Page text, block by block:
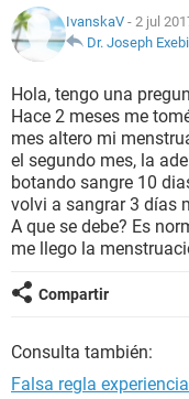
NUTRICIÓN
BIENESTAR
SEXUALIDAD
GLOSARIO
IvanskaV - 2 jul
Dr. Joseph
Hola, tengo una
Hace 2 meses me
mes altero mi
el segundo mes, la
botando sangre 10
volvi a sangrar 3 días
A que se debe? Es
me llego la
Compartir
Consulta también:
Falsa regla